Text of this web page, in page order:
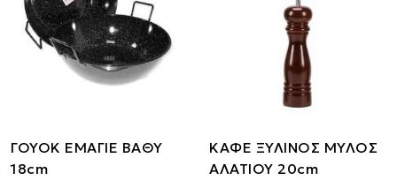
ΓΟΥΟΚ ΕΜΑΓΙΕ ΒΑΘΥ
18cm
ΚΑΦΕ ΞΥΛΙΝΟΣ ΜΥΛΟΣ
ΑΛΑΤΙΟΥ 20cm